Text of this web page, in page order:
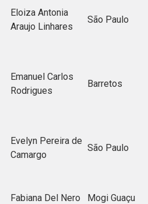
Eloiza Antonia
Araujo Linhares
São Paulo
Emanuel Carlos
Rodrigues
Barretos
Evelyn Pereira de
Camargo
São Paulo
Fabiana Del Nero Mogi Guaçu